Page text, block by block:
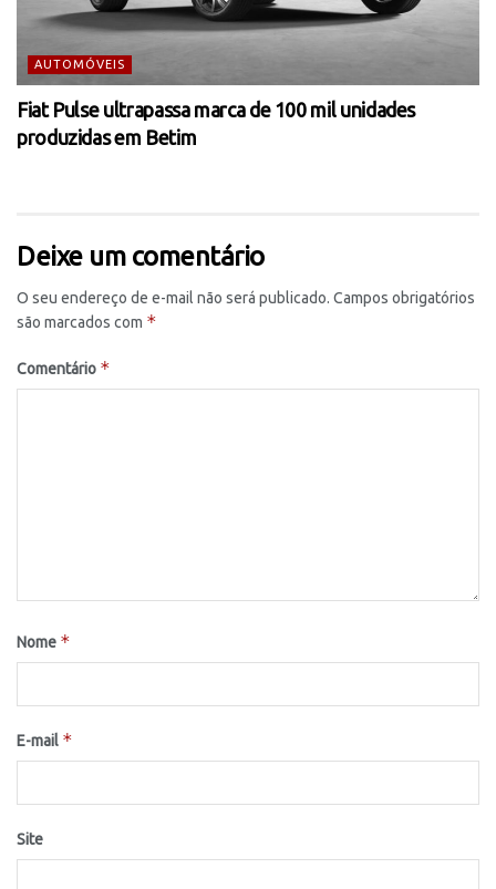
AUTOMÓVEIS
Fiat Pulse ultrapassa marca de 100 mil unidades
produzidas em Betim
Deixe um comentário
O seu endereço de e-mail não será publicado. Campos obrigatórios
são marcados com *
Comentário *
Nome *
E-mail *
Site